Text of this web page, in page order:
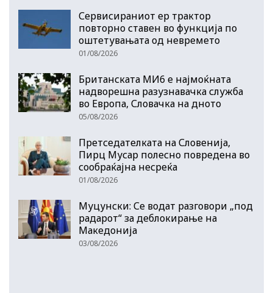
Сервисираниот ер трактор
повторно ставен во функција по
оштетувањата од невремето
01/08/2026
Британската МИ6 е најмоќната
надворешна разузнавачка служба
во Европа, Словачка на дното
05/08/2026
Претседателката на Словенија,
Пирц Мусар полесно повредена во
сообраќајна несреќа
01/08/2026
Муцунски: Се водат разговори „под
радарот“ за деблокирање на
Македонија
03/08/2026